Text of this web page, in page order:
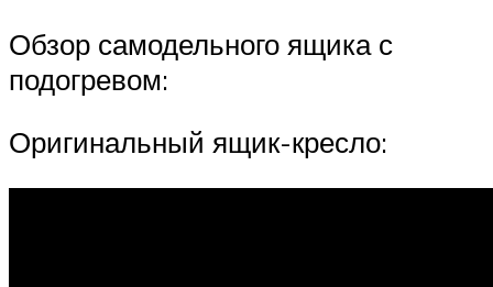
Обзор самодельного ящика с
подогревом:
Оригинальный ящик-кресло: